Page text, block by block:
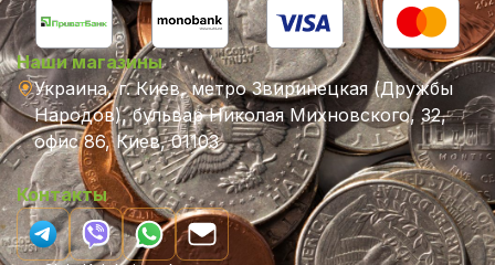
Наши магазины
Украина, г. Киев, метро Звиринецкая (Дружбы
Народов), бульвар Николая Михновского, 32,
офис 86, Киев, 01103
Контакты